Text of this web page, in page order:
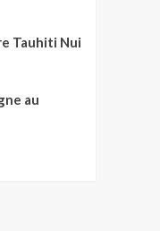
Tauhiti Nui
au